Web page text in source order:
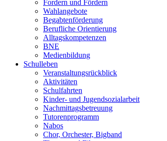
Fordern und Fördern
Wahlangebote
Begabtenförderung
Berufliche Orientierung
Alltagskompetenzen
BNE
Medienbildung
Schulleben
Veranstaltungsrückblick
Aktivitäten
Schulfahrten
Kinder- und Jugendsozialarbeit
Nachmittagsbetreuung
Tutorenprogramm
Nabos
Chor, Orchester, Bigband